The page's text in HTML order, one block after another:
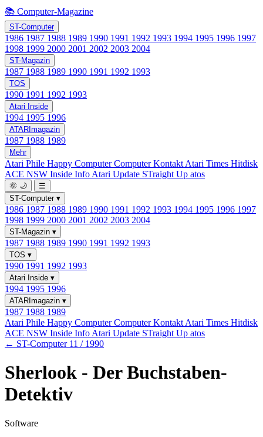
📚 Computer-Magazine
ST-Computer
1986 1987 1988 1989 1990 1991 1992 1993 1994 1995 1996 1997
1998 1999 2000 2001 2002 2003 2004
ST-Magazin
1987 1988 1989 1990 1991 1992 1993
TOS
1990 1991 1992 1993
Atari Inside
1994 1995 1996
ATARImagazin
1987 1988 1989
Mehr
Atari Phile Happy ComputerComputer Kontakt Atari Times Hitdisk
ACE NSW Inside Info Atari Update STraight Up atos
🌞 🌙
☰
ST-Computer ▾
1986 1987 1988 1989 1990 1991 1992 1993 1994 1995 1996 1997
1998 1999 2000 2001 2002 2003 2004
ST-Magazin ▾
1987 1988 1989 1990 1991 1992 1993
TOS ▾
1990 1991 1992 1993
Atari Inside ▾
1994 1995 1996
ATARImagazin ▾
1987 1988 1989
Atari Phile Happy ComputerComputer Kontakt Atari Times Hitdisk
ACE NSW Inside Info Atari Update STraight Up atos
← ST-Computer 11 / 1990
Sherlook - Der Buchstaben-
Detektiv
Software